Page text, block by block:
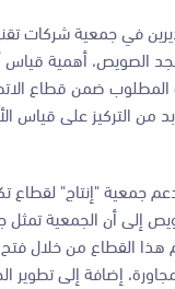
في جمعية شركات
الصويص، أهمية قياس
ضمن قطاع
من التركيز على قياس
جمعية "إنتاج" لقطاع
إلى أن الجمعية
هذا القطاع من خلال فتح
إضافة إلى تطوير